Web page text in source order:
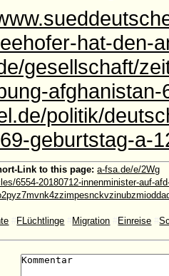
hat-den-
gesellschaft/
politik/
geburtstag-a-
Link to this page: a-fsa.de/e/2Wg
6554-20180712-innenminister-auf-
FLüchtlinge Migration Einreise #